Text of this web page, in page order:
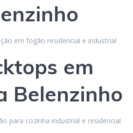
em fogão residencial e industrial
em
Belenzinho
para cozinha industrial e residencial